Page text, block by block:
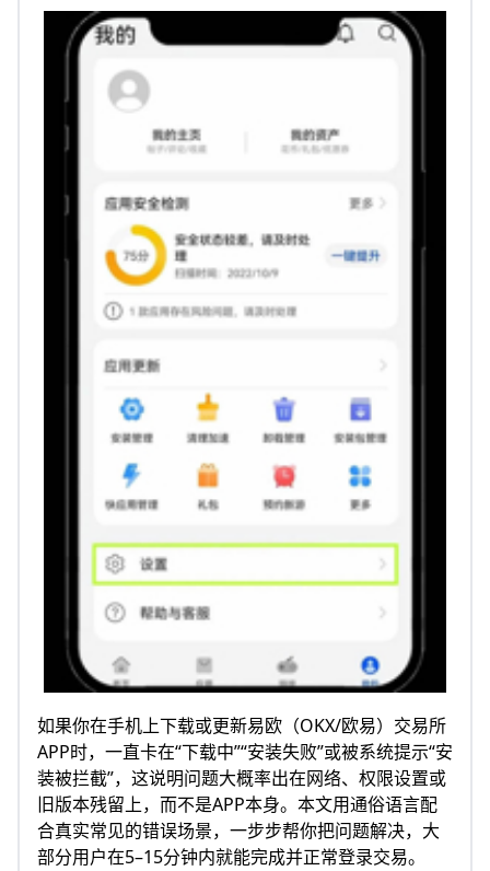
如果你在手机上下载或更新易欧（OKX/欧易）交易所
APP时，一直卡在“下载中”“安装失败”或被系统提示“安
装被拦截”，这说明问题大概率出在网络、权限设置或
旧版本残留上，而不是APP本身。本文用通俗语言配
合真实常见的错误场景，一步步帮你把问题解决，大
部分用户在5–15分钟内就能完成并正常登录交易。